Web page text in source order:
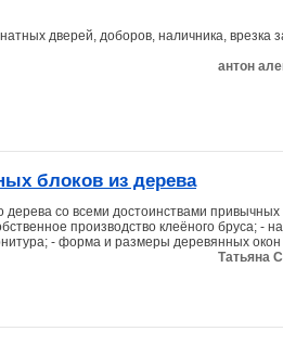
дверей, доборов, наличника, врезка
антон
блоков из дерева
дерева со всеми достоинствами привычных
производство клеёного бруса; -
- форма и размеры деревянных окон
Татьяна